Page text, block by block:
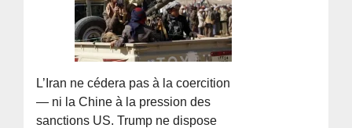
L’Iran ne cédera pas à la coercition
— ni la Chine à la pression des
sanctions US. Trump ne dispose